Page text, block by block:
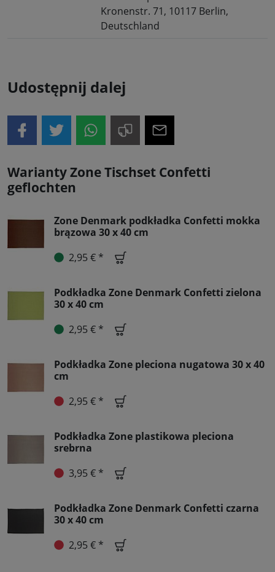
Kronenstr. 71, 10117 Berlin,
Deutschland
Udostępnij dalej
Warianty Zone Tischset Confetti
geflochten
Zone Denmark podkładka Confetti mokka
brązowa 30 x 40 cm
2,95 € *
Podkładka Zone Denmark Confetti zielona
30 x 40 cm
2,95 € *
Podkładka Zone pleciona nugatowa 30 x 40
cm
2,95 € *
Podkładka Zone plastikowa pleciona
srebrna
3,95 € *
Podkładka Zone Denmark Confetti czarna
30 x 40 cm
2,95 € *